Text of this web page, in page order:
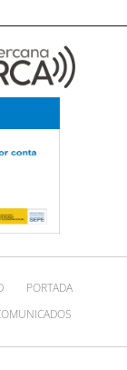
PORTADA